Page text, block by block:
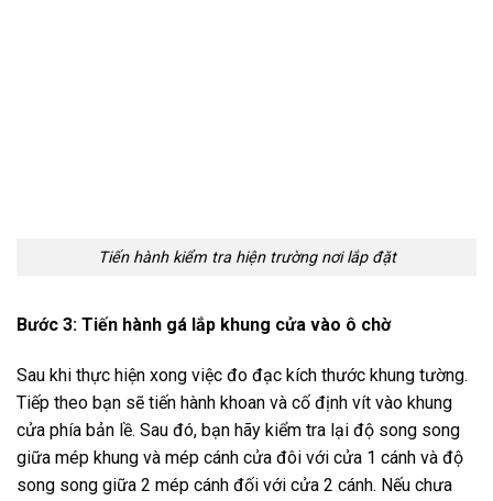
Tiến hành kiểm tra hiện trường nơi lắp đặt
Bước 3: Tiến hành gá lắp khung cửa vào ô chờ
Sau khi thực hiện xong việc đo đạc kích thước khung tường.
Tiếp theo bạn sẽ tiến hành khoan và cố định vít vào khung
cửa phía bản lề. Sau đó, bạn hãy kiểm tra lại độ song song
giữa mép khung và mép cánh cửa đôi với cửa 1 cánh và độ
song song giữa 2 mép cánh đối với cửa 2 cánh. Nếu chưa